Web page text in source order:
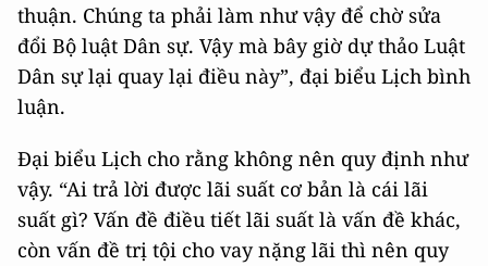
thuận. Chúng ta phải làm như vậy để chờ sửa
đổi Bộ luật Dân sự. Vậy mà bây giờ dự thảo Luật
Dân sự lại quay lại điều này”, đại biểu Lịch bình
luận.
Đại biểu Lịch cho rằng không nên quy định như
vậy. “Ai trả lời được lãi suất cơ bản là cái lãi
suất gì? Vấn đề điều tiết lãi suất là vấn đề khác,
còn vấn đề trị tội cho vay nặng lãi thì nên quy